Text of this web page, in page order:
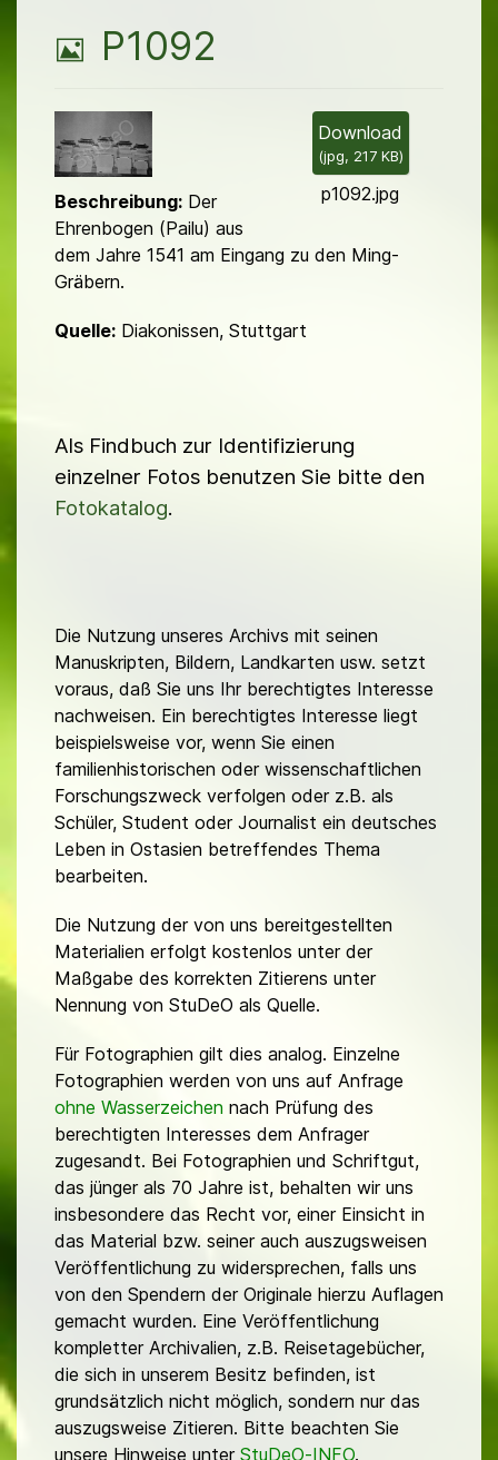
B
l
d
P1092
Download
(jpg, 217 KB)
p1092.jpg
Beschreibung: Der
Ehrenbogen (Pailu) aus
dem Jahre 1541 am Eingang zu den Ming-
Gräbern.
Quelle: Diakonissen, Stuttgart
Als Findbuch zur Identifizierung
einzelner Fotos benutzen Sie bitte den
Fotokatalog.
Die Nutzung unseres Archivs mit seinen
Manuskripten, Bildern, Landkarten usw. setzt
voraus, daß Sie uns Ihr berechtigtes Interesse
nachweisen. Ein berechtigtes Interesse liegt
beispielsweise vor, wenn Sie einen
familienhistorischen oder wissenschaftlichen
Forschungszweck verfolgen oder z.B. als
Schüler, Student oder Journalist ein deutsches
Leben in Ostasien betreffendes Thema
bearbeiten.
Die Nutzung der von uns bereitgestellten
Materialien erfolgt kostenlos unter der
Maßgabe des korrekten Zitierens unter
Nennung von StuDeO als Quelle.
Für Fotographien gilt dies analog. Einzelne
Fotographien werden von uns auf Anfrage
ohne Wasserzeichen nach Prüfung des
berechtigten Interesses dem Anfrager
zugesandt. Bei Fotographien und Schriftgut,
das jünger als 70 Jahre ist, behalten wir uns
insbesondere das Recht vor, einer Einsicht in
das Material bzw. seiner auch auszugsweisen
Veröffentlichung zu widersprechen, falls uns
von den Spendern der Originale hierzu Auflagen
gemacht wurden. Eine Veröffentlichung
kompletter Archivalien, z.B. Reisetagebücher,
die sich in unserem Besitz befinden, ist
grundsätzlich nicht möglich, sondern nur das
auszugsweise Zitieren. Bitte beachten Sie
unsere Hinweise unter StuDeO-INFO.